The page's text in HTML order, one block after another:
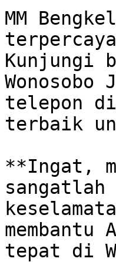
MM
Kunjungi
telepon di
terbaik
**Ingat,
sangatlah
tepat di